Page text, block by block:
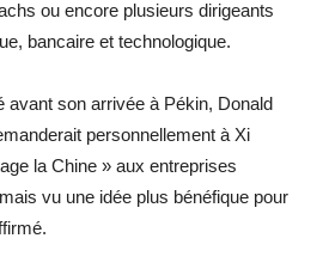
ou encore plusieurs dirigeants
bancaire et technologique.
avant son arrivée à Pékin, Donald
personnellement à Xi
la Chine » aux entreprises
vu une idée plus bénéfique pour